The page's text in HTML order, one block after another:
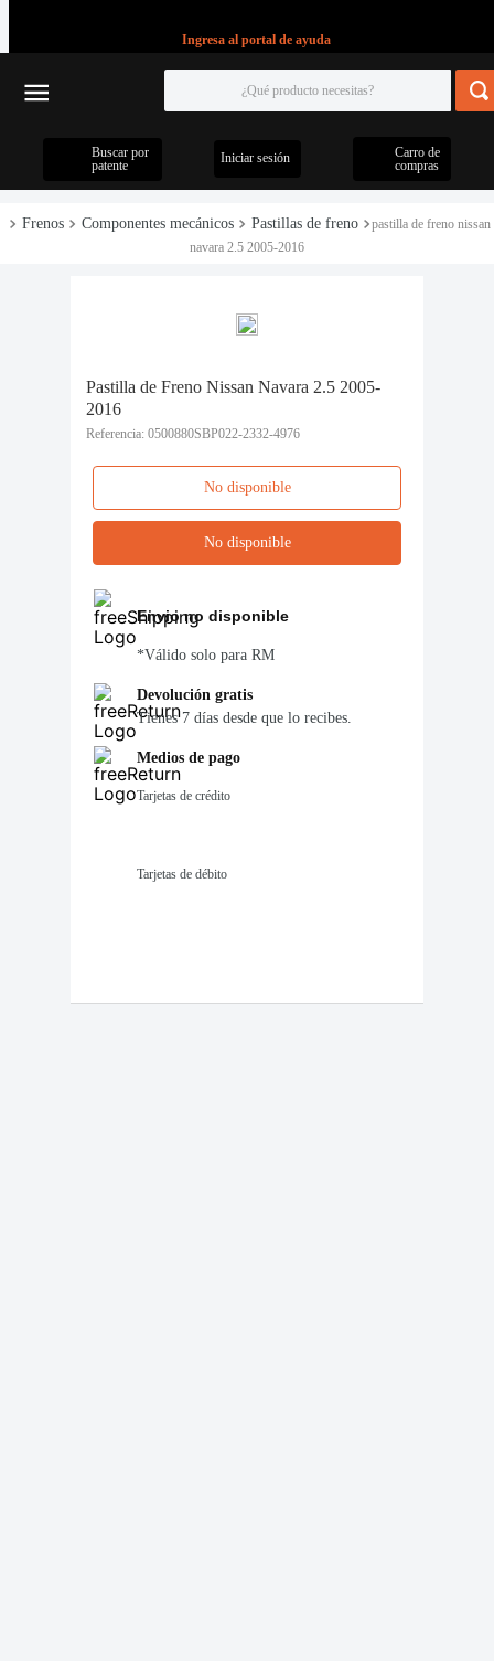
Ingresa al portal de ayuda
Buscar por
patente
Iniciar sesión
Carro de
compras
Frenos Componentes mecánicos Pastillas de freno
pastilla de freno nissan
navara 2.5 2005-2016
Pastilla de Freno Nissan Navara 2.5 2005-
2016
Referencia: 0500880SBP022-2332-4976
No disponible
No disponible
Envio no disponible
*Válido solo para RM
Devolución gratis
Tienes 7 días desde que lo recibes.
Medios de pago
Tarjetas de crédito
Tarjetas de débito